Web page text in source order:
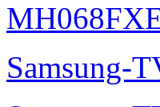
Samsung-